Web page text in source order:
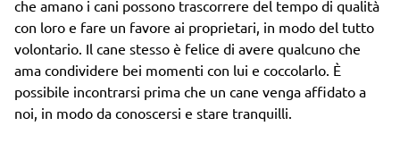
che amano i cani possono trascorrere del tempo di qualità
con loro e fare un favore ai proprietari, in modo del tutto
volontario. Il cane stesso è felice di avere qualcuno che
ama condividere bei momenti con lui e coccolarlo. È
possibile incontrarsi prima che un cane venga affidato a
noi, in modo da conoscersi e stare tranquilli.